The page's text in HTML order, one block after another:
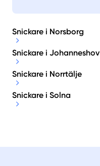
Snickare i Norsborg
Snickare i Johanneshov
Snickare i Norrtälje
Snickare i Solna